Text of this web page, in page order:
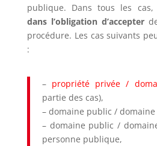
publique. Dans tous les cas,
dans l’obligation d’accepter
procédure. Les cas suivants
:
– propriété privée /
partie des cas),
– domaine public /
– domaine public /
personne publique,